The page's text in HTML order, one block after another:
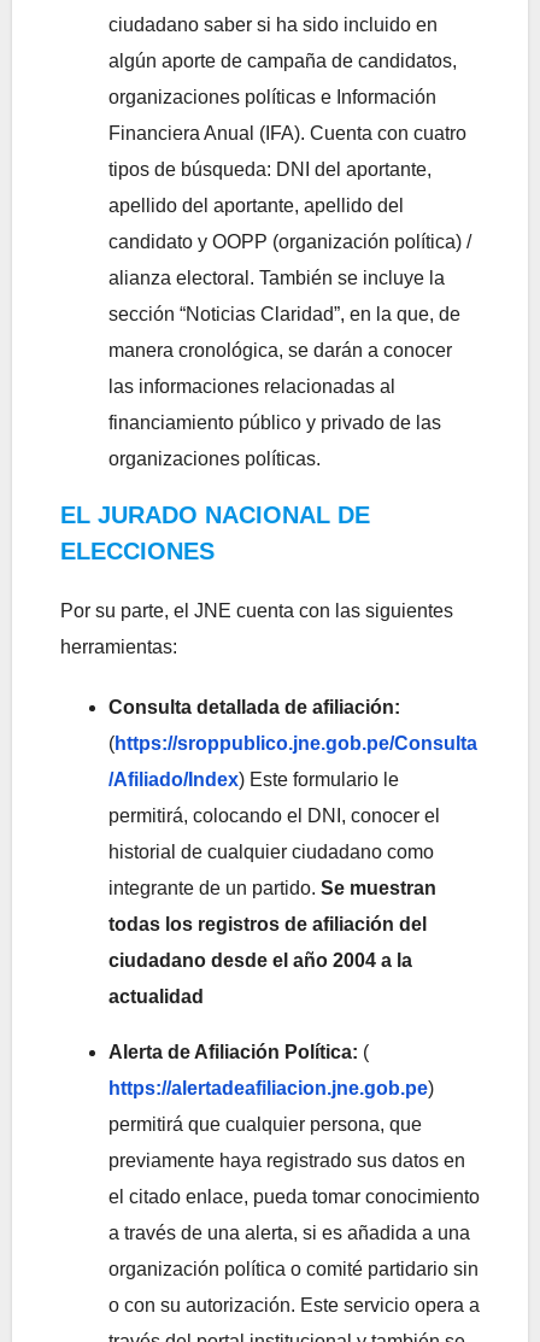
ciudadano saber si ha sido incluido en
algún aporte de campaña de candidatos,
organizaciones políticas e Información
Financiera Anual (IFA). Cuenta con cuatro
tipos de búsqueda: DNI del aportante,
apellido del aportante, apellido del
candidato y OOPP (organización política) /
alianza electoral. También se incluye la
sección “Noticias Claridad”, en la que, de
manera cronológica, se darán a conocer
las informaciones relacionadas al
financiamiento público y privado de las
organizaciones políticas.
EL JURADO NACIONAL DE
ELECCIONES
Por su parte, el JNE cuenta con las siguientes
herramientas:
Consulta detallada de afiliación:
(https://sroppublico.jne.gob.pe/Consulta
/Afiliado/Index) Este formulario le
permitirá, colocando el DNI, conocer el
historial de cualquier ciudadano como
integrante de un partido. Se muestran
todas los registros de afiliación del
ciudadano desde el año 2004 a la
actualidad
Alerta de Afiliación Política: (
https://alertadeafiliacion.jne.gob.pe)
permitirá que cualquier persona, que
previamente haya registrado sus datos en
el citado enlace, pueda tomar conocimiento
a través de una alerta, si es añadida a una
organización política o comité partidario sin
o con su autorización. Este servicio opera a